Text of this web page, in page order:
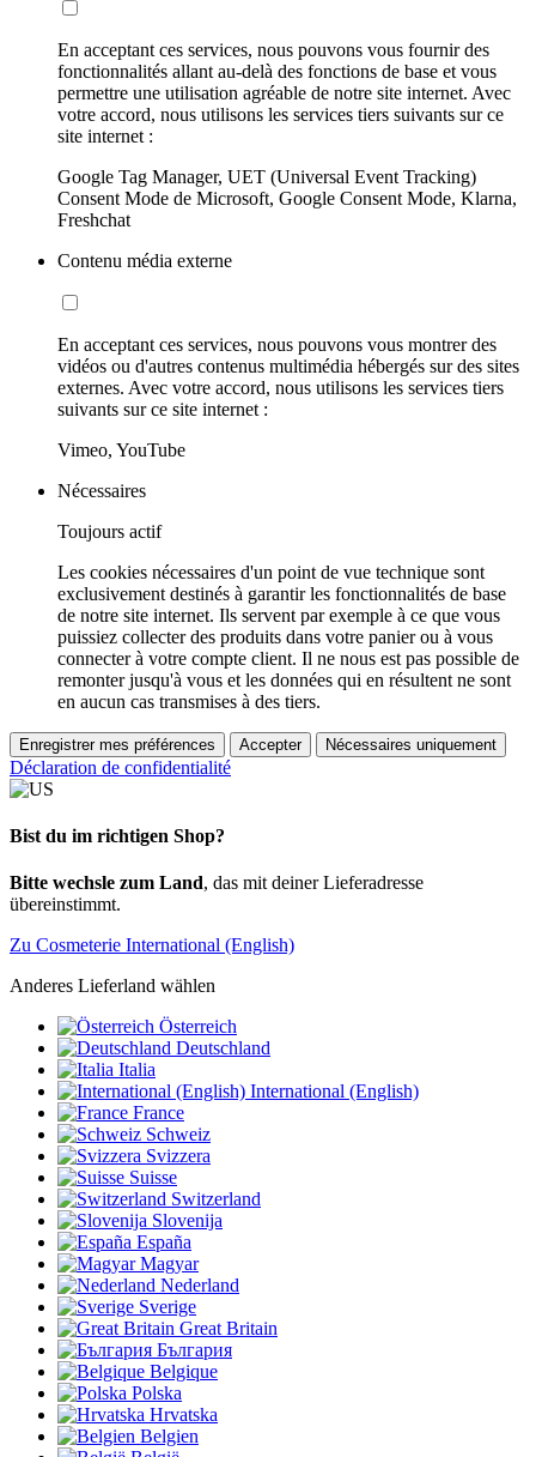
En acceptant ces services, nous pouvons vous fournir des
fonctionnalités allant au-delà des fonctions de base et vous
permettre une utilisation agréable de notre site internet. Avec
votre accord, nous utilisons les services tiers suivants sur ce
site internet :
Google Tag Manager, UET (Universal Event Tracking)
Consent Mode de Microsoft, Google Consent Mode, Klarna,
Freshchat
Contenu média externe
En acceptant ces services, nous pouvons vous montrer des
vidéos ou d'autres contenus multimédia hébergés sur des sites
externes. Avec votre accord, nous utilisons les services tiers
suivants sur ce site internet :
Vimeo, YouTube
Nécessaires
Toujours actif
Les cookies nécessaires d'un point de vue technique sont
exclusivement destinés à garantir les fonctionnalités de base
de notre site internet. Ils servent par exemple à ce que vous
puissiez collecter des produits dans votre panier ou à vous
connecter à votre compte client. Il ne nous est pas possible de
remonter jusqu'à vous et les données qui en résultent ne sont
en aucun cas transmises à des tiers.
Enregistrer mes préférences Accepter Nécessaires uniquement
Déclaration de confidentialité
Bist du im richtigen Shop?
Bitte wechsle zum Land, das mit deiner Lieferadresse
übereinstimmt.
Zu Cosmeterie International (English)
Anderes Lieferland wählen
Österreich
Deutschland
Italia
International (English)
France
Schweiz
Svizzera
Suisse
Switzerland
Slovenija
España
Magyar
Nederland
Sverige
Great Britain
България
Belgique
Polska
Hrvatska
Belgien